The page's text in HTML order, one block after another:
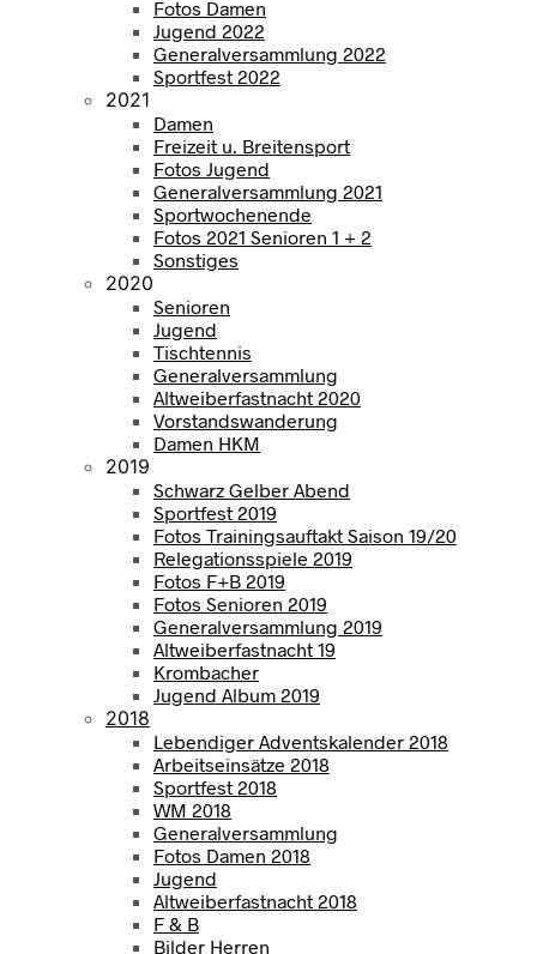
Fotos Damen
Jugend 2022
Generalversammlung 2022
Sportfest 2022
2021
Damen
Freizeit u. Breitensport
Fotos Jugend
Generalversammlung 2021
Sportwochenende
Fotos 2021 Senioren 1 + 2
Sonstiges
2020
Senioren
Jugend
Tischtennis
Generalversammlung
Altweiberfastnacht 2020
Vorstandswanderung
Damen HKM
2019
Schwarz Gelber Abend
Sportfest 2019
Fotos Trainingsauftakt Saison 19/20
Relegationsspiele 2019
Fotos F+B 2019
Fotos Senioren 2019
Generalversammlung 2019
Altweiberfastnacht 19
Krombacher
Jugend Album 2019
2018
Lebendiger Adventskalender 2018
Arbeitseinsätze 2018
Sportfest 2018
WM 2018
Generalversammlung
Fotos Damen 2018
Jugend
Altweiberfastnacht 2018
F & B
Bilder Herren